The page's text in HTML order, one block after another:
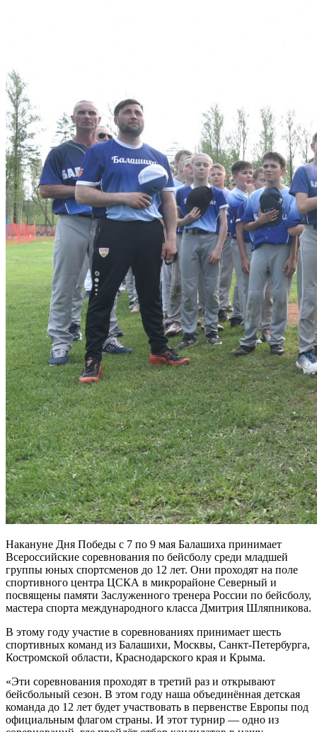
Накануне Дня Победы с 7 по 9 мая Балашиха принимает
Всероссийские соревнования по бейсболу среди младшей
группы юных спортсменов до 12 лет. Они проходят на поле
спортивного центра ЦСКА в микрорайоне Северный и
посвящены памяти Заслуженного тренера России по бейсболу,
мастера спорта международного класса Дмитрия Шляпникова.
В этому году участие в соревнованиях принимает шесть
спортивных команд из Балашихи, Москвы, Санкт-Петербурга,
Костромской области, Краснодарского края и Крыма.
«Эти соревнования проходят в третий раз и открывают
бейсбольный сезон. В этом году наша объединённая детская
команда до 12 лет будет участвовать в первенстве Европы под
официальным флагом страны. И этот турнир — одно из